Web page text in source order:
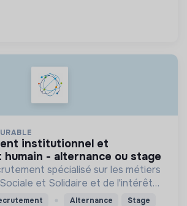
- alternance ou stage
spécialisé sur les métiers
et Solidaire et de l'intérêt
Alternance Stage